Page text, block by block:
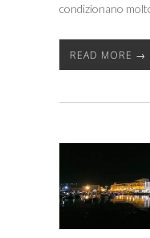
condizionano
READ MORE →